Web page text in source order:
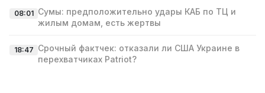
08:01 Сумы: предположительно удары КАБ по ТЦ и
жилым домам, есть жертвы
18:47 Срочный фактчек: отказали ли США Украине в
перехватчиках Patriot?